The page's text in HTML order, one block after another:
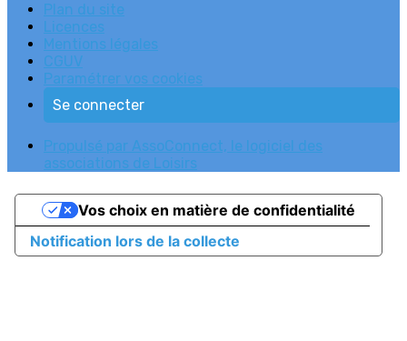
Plan du site
Licences
Mentions légales
CGUV
Paramétrer vos cookies
Se connecter
Propulsé par AssoConnect, le logiciel des
associations de Loisirs
Notification lors de la collecte
Vos choix en matière de confidentialité